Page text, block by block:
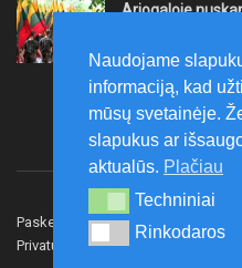
Ariogaloje
širdy“
2026-08-08
Paskelbk naujieną Rašyti
Privatumo politika
Naudojame
informaciją, kad
mūsų svetainėje.
slapukus ar
aktualūs. Plačiau
Techniniai
Techniniai
Rinkodaros
Rinkodaros